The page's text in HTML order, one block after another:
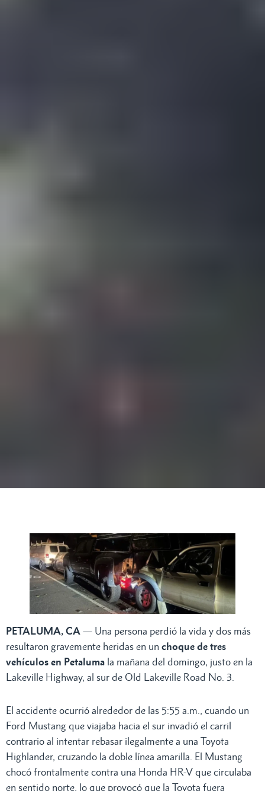
PETALUMA, CA — Una persona perdió la vida y dos más
resultaron gravemente heridas en un choque de tres
vehículos en Petaluma la mañana del domingo, justo en la
Lakeville Highway, al sur de Old Lakeville Road No. 3.
El accidente ocurrió alrededor de las 5:55 a.m., cuando un
Ford Mustang que viajaba hacia el sur invadió el carril
contrario al intentar rebasar ilegalmente a una Toyota
Highlander, cruzando la doble línea amarilla. El Mustang
chocó frontalmente contra una Honda HR-V que circulaba
en sentido norte, lo que provocó que la Toyota fuera